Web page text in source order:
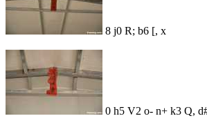
8 j0 R; b6 [, x
0 h5 V2 o- n+ k3 Q,